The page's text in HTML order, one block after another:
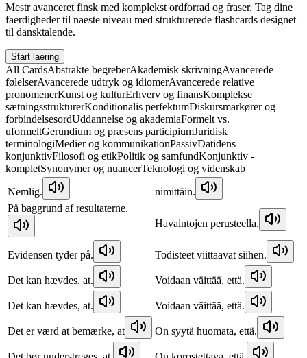
Mestr avanceret finsk med komplekst ordforrad og fraser. Tag dine
faerdigheder til naeste niveau med strukturerede flashcards designet
til dansktalende.
Start laering
All CardsAbstrakte begreberAkademisk skrivningAvancerede
følelserAvancerede udtryk og idiomerAvancerede relative
pronomenerKunst og kulturErhverv og finansKomplekse
sætningsstrukturerKonditionalis perfektumDiskursmarkører og
forbindelsesordUddannelse og akademiaFormelt vs.
uformeltGerundium og præsens participiumJuridisk
terminologiMedier og kommunikationPassivDatidens
konjunktivFilosofi og etikPolitik og samfundKonjunktiv -
kompletSynonymer og nuancerTeknologi og videnskab
Nemlig.
nimittäin.
På baggrund af resultaterne.
Havaintojen perusteella.
Evidensen tyder på. Todisteet viittaavat siihen.
Det kan hævdes, at. Voidaan väittää, että.
Det kan hævdes, at. Voidaan väittää, että.
Det er værd at bemærke, at On syytä huomata, että.